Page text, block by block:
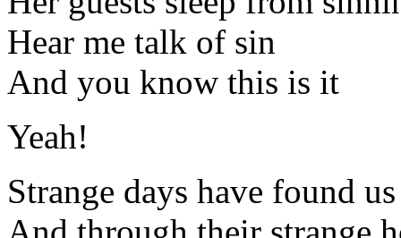
Hear me talk of sin
And you know this is it
Yeah!
Strange days have found us